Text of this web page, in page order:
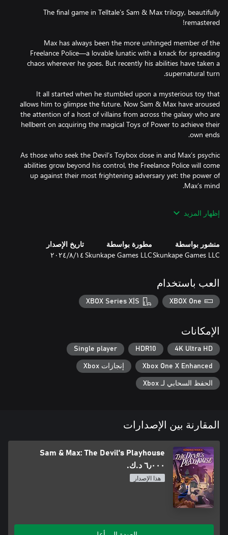
The final game in Telltale’s Sam & Max trilogy, beautifully
Max has always been the more unhinged member of the
Freelance Police—a lovable lunatic with a knack for spreading
chaos wherever he goes. But recently his abilities have taken a
It all started when he stumbled upon a mysterious toy that
allows him to glimpse the future. Now Sam & Max have aroused
the attention of a host of villains from across the galaxy who are
hellbent on acquiring the magical Toys of Power to achieve their
As those who seek the Devil’s Toybox close in and Max’s psychic
abilities grow beyond his control, the Freelance Police will come
up against their most frightening adversary yet: the power of
tickling puzzles in this bizarre paranormal adventure with a
Sam & Max: The Devil’s Playhouse has been lovingly remastered
cinematography, music, and more updated and enhanced to
bring Telltale’s acclaimed game up to modern standards. See the
episodic Sam & Max series through to its epic conclusion!
إظهار المزيد
منشور بواسطة
Skunkape Games LLC
مطورة بواسطة
Skunkape Games LLC
تاريخ الإصدار
١٤‏/٨‏/٢٠٢٤
العب باستخدام
XBOX One
XBOX Series X|S
الإمكانات
4K Ultra HD
HDR10
Single player
Xbox One X Enhanced إنجازات Xbox
الحفظ السحابي لـ Xbox
المقارنة بين الإصدارات
Sam & Max: The Devil's Playhouse
٦٫٠٠٠ د.ك.‏
هذا الإصدار